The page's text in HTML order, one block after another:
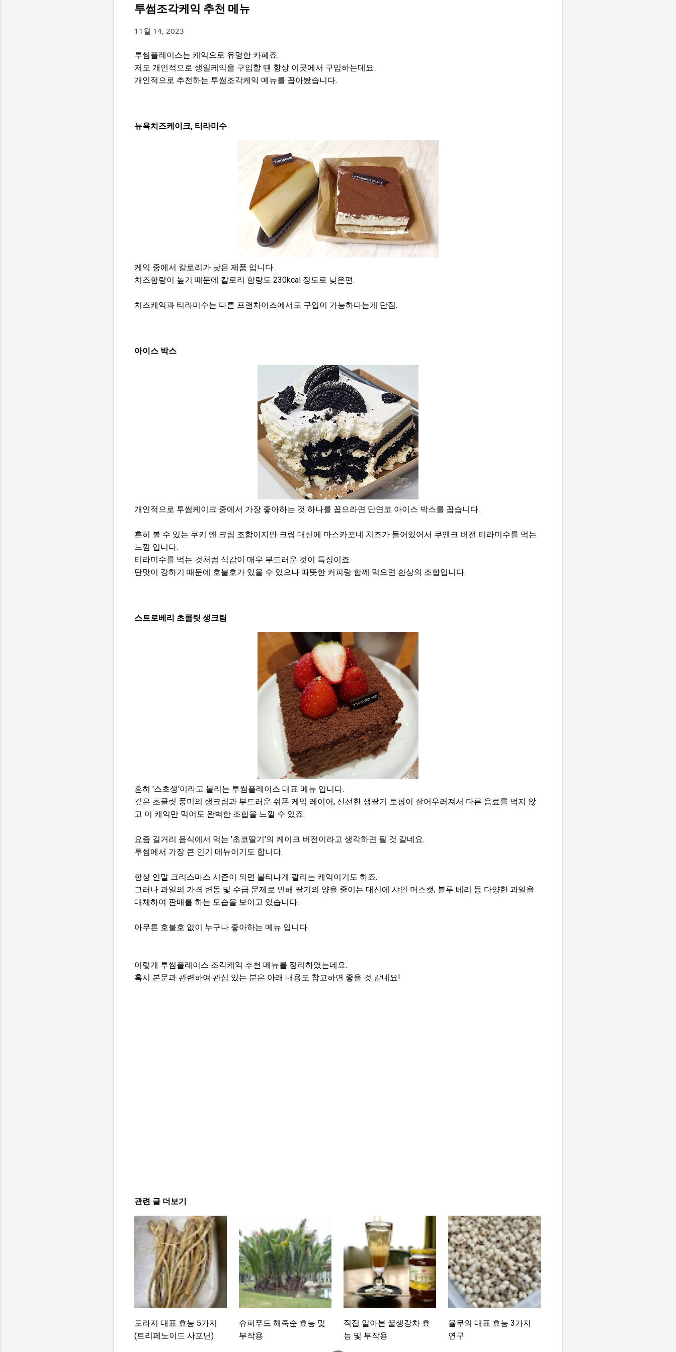
투썸조각케익 추천 메뉴
11월 14, 2023
투썸플레이스는 케익으로 유명한 카페죠.
저도 개인적으로 생일케익을 구입할 땐 항상 이곳에서 구입하는데요.
개인적으로 추천하는 투썸조각케익 메뉴를 꼽아봤습니다.
뉴욕치즈케이크, 티라미수
케익 중에서 칼로리가 낮은 제품 입니다.
치즈함량이 높기 때문에 칼로리 함량도 230kcal 정도로 낮은편.
치즈케익과 티라미수는 다른 프랜차이즈에서도 구입이 가능하다는게 단점.
아이스 박스
개인적으로 투썸케이크 중에서 가장 좋아하는 것 하나를 꼽으라면 단연코 아이스 박스를 꼽습니다.
흔히 볼 수 있는 쿠키 앤 크림 조합이지만 크림 대신에 마스카포네 치즈가 들어있어서 쿠앤크 버전 티라미수를 먹는
느낌 입니다.
티라미수를 먹는 것처럼 식감이 매우 부드러운 것이 특징이죠.
단맛이 강하기 때문에 호불호가 있을 수 있으나 따뜻한 커피랑 함께 먹으면 환상의 조합입니다.
스트로베리 초콜릿 생크림
흔히 '스초생'이라고 불리는 투썸플레이스 대표 메뉴 입니다.
깊은 초콜릿 풍미의 생크림과 부드러운 쉬폰 케익 레이어, 신선한 생딸기 토핑이 잘어우러져서 다른 음료를 먹지 않
고 이 케익만 먹어도 완벽한 조합을 느낄 수 있죠.
요즘 길거리 음식에서 먹는 '초코딸기'의 케이크 버전이라고 생각하면 될 것 같네요.
투썸에서 가장 큰 인기 메뉴이기도 합니다.
항상 연말 크리스마스 시즌이 되면 불티나게 팔리는 케익이기도 하죠.
그러나 과일의 가격 변동 및 수급 문제로 인해 딸기의 양을 줄이는 대신에 샤인 머스캣, 블루 베리 등 다양한 과일을
대체하여 판매를 하는 모습을 보이고 있습니다.
아무튼 호불호 없이 누구나 좋아하는 메뉴 입니다.
이렇게 투썸플레이스 조각케익 추천 메뉴를 정리하였는데요.
혹시 본문과 관련하여 관심 있는 분은 아래 내용도 참고하면 좋을 것 같네요!
관련 글 더보기
도라지 대표 효능 5가지
(트리페노이드 사포닌)
슈퍼푸드 해죽순 효능 및
부작용
직접 알아본 꿀생강차 효
능 및 부작용
율무의 대표 효능 3가지
연구